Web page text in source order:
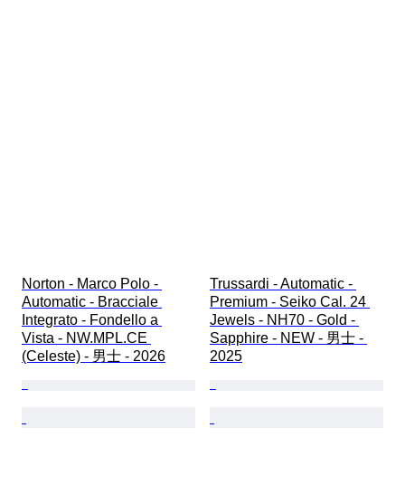
Norton - Marco Polo -
Automatic - Bracciale
Integrato - Fondello a
Vista - NW.MPL.CE
(Celeste) - 男士 - 2026
Trussardi - Automatic -
Premium - Seiko Cal. 24
Jewels - NH70 - Gold -
Sapphire - NEW - 男士 -
2025